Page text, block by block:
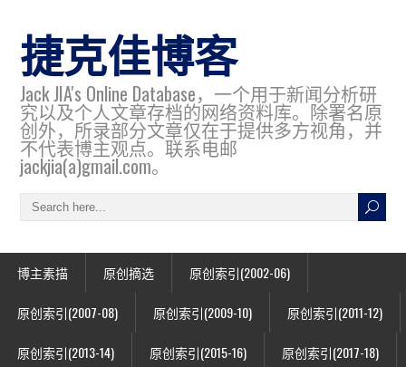
捷克佳博客
Jack JIA's Online Database，一个用于新闻分析研
究以及个人文章存档的网络资料库。除署名原
创外，所录部分文章仅在于提供多方视角，并
不代表博主观点。联系电邮
jackjia(a)gmail.com。
博主素描 原创摘选 原创索引(2002-06)
原创索引(2007-08) 原创索引(2009-10) 原创索引(2011-12)
原创索引(2013-14) 原创索引(2015-16) 原创索引(2017-18)